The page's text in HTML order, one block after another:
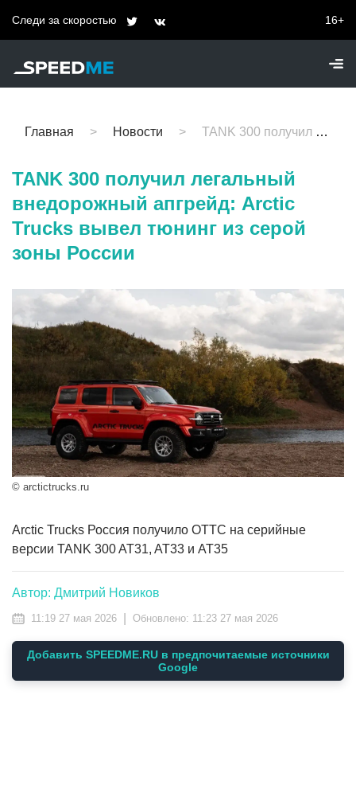
Следи за скоростью 16+
Главная Новости TANK 300 получил легальный внедорожный апгрейд: Arctic Trucks вывел тюнинг из серой зоны России
TANK 300 получил легальный
внедорожный апгрейд: Arctic
Trucks вывел тюнинг из серой
зоны России
© arctictrucks.ru
Arctic Trucks Россия получило ОТТС на серийные
версии TANK 300 AT31, AT33 и AT35
Автор: Дмитрий Новиков
11:19 27 мая 2026 Обновлено: 11:23 27 мая 2026
Добавить SPEEDME.RU в предпочитаемые источники
Google